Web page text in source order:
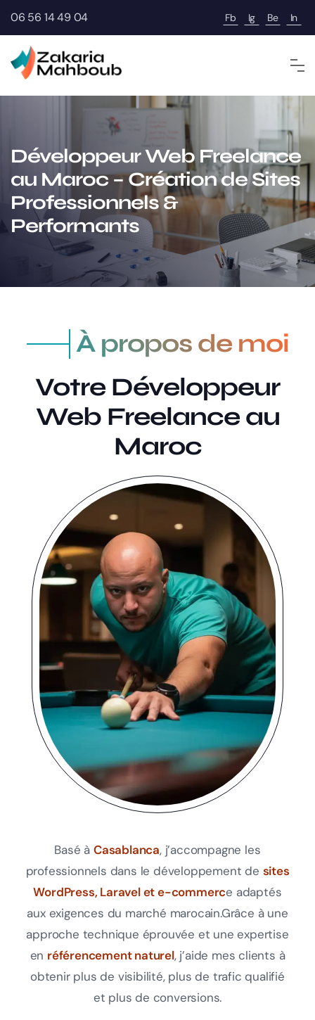
06 56 14 49 04 Fb Ig Be In
Développeur Web Freelance
au Maroc – Création de Sites
Professionnels &
Performants
À propos de moi
Votre Développeur
Web Freelance au
Maroc
Basé àCasablanca, j’accompagne les
professionnels dans le développement de sites
WordPress, Laravel et e-commerce adaptés
aux exigences du marché marocain.Grâce à une
approche technique éprouvée et une expertise
en référencement naturel, j’aide mes clients à
obtenir plus de visibilité, plus de trafic qualifié
et plus de conversions.